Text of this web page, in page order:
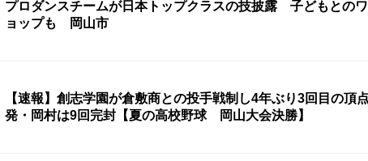
プロダンスチームが日本トップクラスの技披露 子どもとの
ョップも 岡山市
【速報】創志学園が倉敷商との投手戦制し4年ぶり3回目の
発・岡村は9回完封【夏の高校野球 岡山大会決勝】